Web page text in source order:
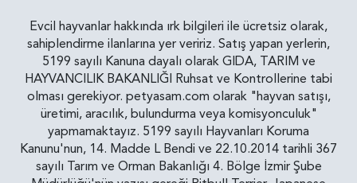
Evcil hayvanlar hakkında ırk bilgileri ile ücretsiz olarak,
sahiplendirme ilanlarına yer veririz. Satış yapan yerlerin,
5199 sayılı Kanuna dayalı olarak GIDA, TARIM ve
HAYVANCILIK BAKANLIĞI Ruhsat ve Kontrollerine tabi
olması gerekiyor. petyasam.com olarak "hayvan satışı,
üretimi, aracılık, bulundurma veya komisyonculuk"
yapmamaktayız. 5199 sayılı Hayvanları Koruma
Kanunu'nun, 14. Madde L Bendi ve 22.10.2014 tarihli 367
sayılı Tarım ve Orman Bakanlığı 4. Bölge İzmir Şube